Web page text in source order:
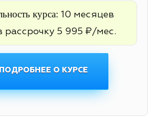
курса: 10 месяцев
рассрочку 5 995 ₽/мес.
ПОДРОБНЕЕ О КУРСЕ